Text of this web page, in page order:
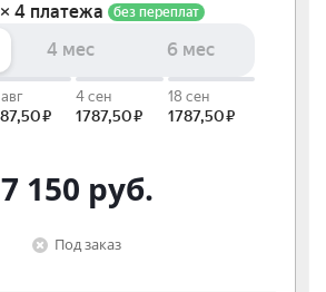
7 150 руб.
Под заказ